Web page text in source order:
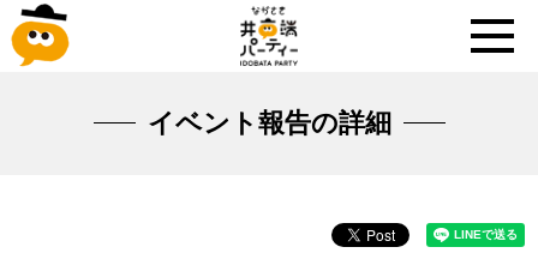
イベント報告の詳細